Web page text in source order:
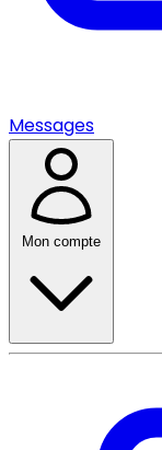
Messages
Mon compte